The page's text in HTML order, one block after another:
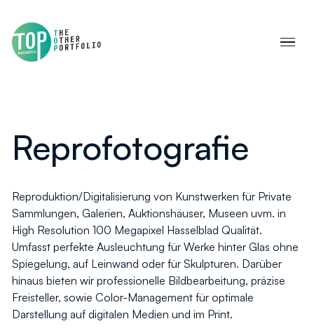
Reprofotografie
Reproduktion/Digitalisierung von Kunstwerken für Private
Sammlungen, Galerien, Auktionshäuser, Museen uvm. in
High Resolution 100 Megapixel Hasselblad Qualität.
Umfasst perfekte Ausleuchtung für Werke hinter Glas ohne
Spiegelung, auf Leinwand oder für Skulpturen. Darüber
hinaus bieten wir professionelle Bildbearbeitung, präzise
Freisteller, sowie Color-Management für optimale
Darstellung auf digitalen Medien und im Print.